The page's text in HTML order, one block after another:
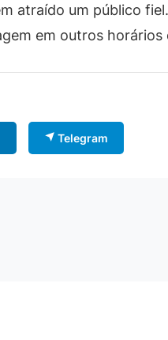
atraído um público
em outros horários
Telegram